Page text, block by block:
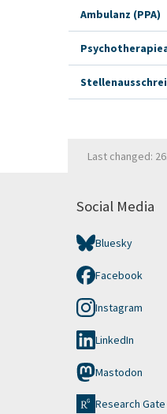
Ambulanz (PPA)
Last changed:
Social Media
Bluesky
Facebook
Instagram
LinkedIn
Mastodon
Research Gate